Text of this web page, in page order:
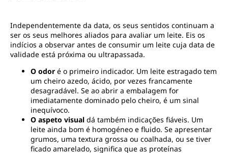
Independentemente da data, os seus sentidos continuam a
ser os seus melhores aliados para avaliar um leite. Eis os
indícios a observar antes de consumir um leite cuja data de
validade está próxima ou ultrapassada.
O odor é o primeiro indicador. Um leite estragado tem
um cheiro azedo, ácido, por vezes francamente
desagradável. Se ao abrir a embalagem for
imediatamente dominado pelo cheiro, é um sinal
inequívoco.
O aspeto visual dá também indicações fiáveis. Um
leite ainda bom é homogéneo e fluido. Se apresentar
grumos, uma textura grossa ou coalhada, ou se tiver
ficado amarelado, significa que as proteínas